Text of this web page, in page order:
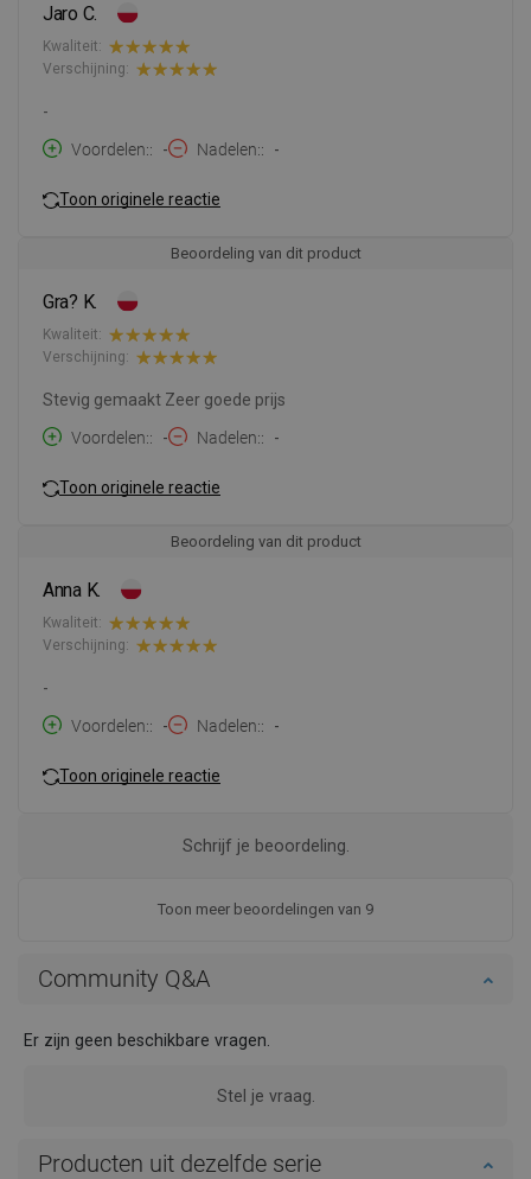
Jaro C.
Kwaliteit:
Verschijning:
-
Voordelen:
- Nadelen: -
Toon originele reactie
Beoordeling van dit product
Gra? K.
Kwaliteit:
Verschijning:
Stevig gemaakt Zeer goede prijs
Voordelen:
- Nadelen: -
Toon originele reactie
Beoordeling van dit product
Anna K.
Kwaliteit:
Verschijning:
-
Voordelen:
- Nadelen: -
Toon originele reactie
Toon meer beoordelingen van 9
Schrijf je beoordeling.
Community Q&A
Er zijn geen beschikbare vragen.
Stel je vraag.
Producten uit dezelfde serie